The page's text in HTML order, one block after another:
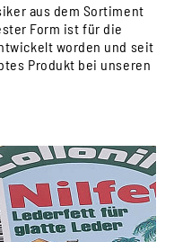
aus dem Sortiment
Form ist für die
worden und seit
Produkt bei unseren